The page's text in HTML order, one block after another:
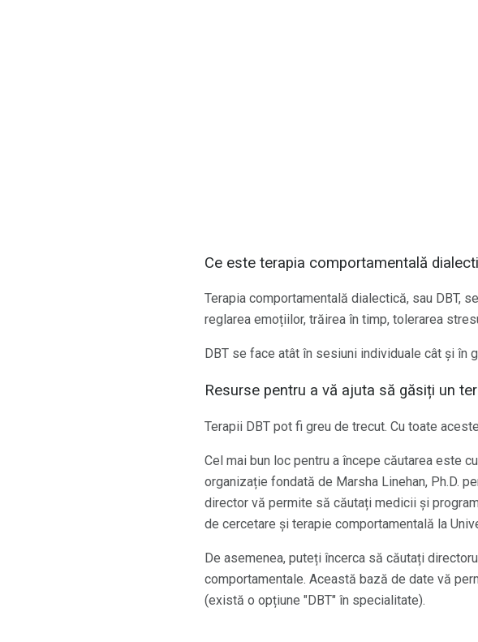
Ce este terapia comportamentală
Terapia comportamentală dialectică, sau DBT,
reglarea emoțiilor, trăirea în timp, tolerarea
DBT se face atât în ​​sesiuni individuale cât și în
Resurse pentru a vă ajuta să găsiți un
Terapii DBT pot fi greu de trecut. Cu toate
Cel mai bun loc pentru a începe căutarea este
organizație fondată de Marsha Linehan, Ph.D.
director vă permite să căutați medicii și
de cercetare și terapie comportamentală la
De asemenea, puteți încerca să căutați
comportamentale. Această bază de date vă
(există o opțiune "DBT" în specialitate).